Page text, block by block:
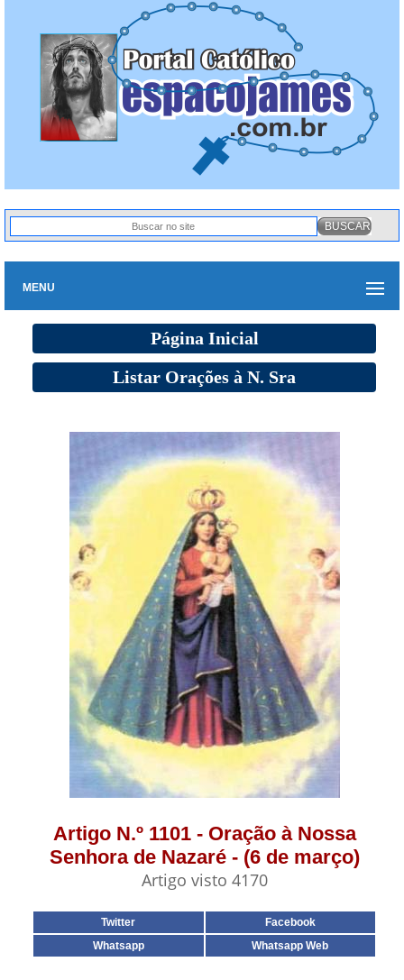
MENU
Página Inicial
Listar Orações à N. Sra
Artigo N.º 1101 - Oração à Nossa
Senhora de Nazaré - (6 de março)
Artigo visto 4170
Twitter
Facebook
Whatsapp
Whatsapp Web